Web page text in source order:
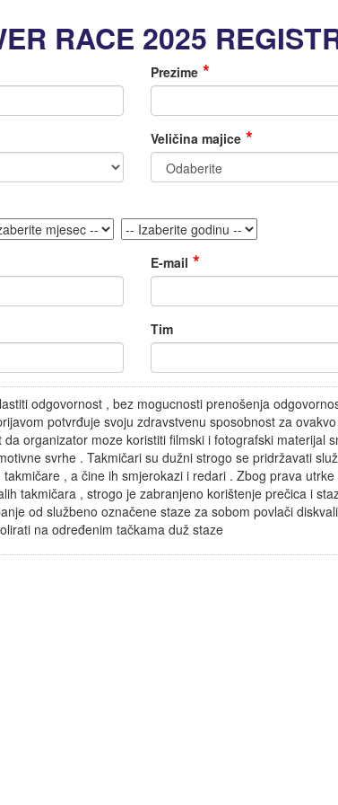
RACE 2025
Prezime
Veličina majice
E-mail
Tim
odgovornost , bez mogucnosti prenošenja
potvrđuje svoju zdravstvenu sposobnost za
organizator moze koristiti filmski i fotografski materijal
svrhe . Takmičari su dužni strogo se pridržavati
, a čine ih smjerokazi i redari . Zbog prava utrke
takmičara , strogo je zabranjeno korištenje prečica i
od službeno označene staze za sobom povlači
na određenim tačkama duž staze